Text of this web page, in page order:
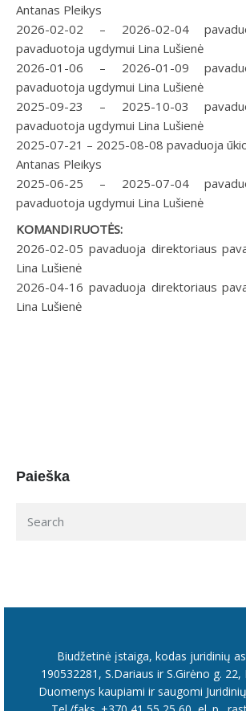
Antanas Pleikys
2026-02-02 – 2026-02-04
pavaduotoja ugdymui Lina Lušienė
2026-01-06 – 2026-01-09
pavaduotoja ugdymui Lina Lušienė
2025-09-23 – 2025-10-03
pavaduotoja ugdymui Lina Lušienė
2025-07-21 – 2025-08-08 pavaduoja
Antanas Pleikys
2025-06-25 – 2025-07-04
pavaduotoja ugdymui Lina Lušienė
KOMANDIRUOTĖS:
2026-02-05 pavaduoja direktoriaus
Lina Lušienė
2026-04-16 pavaduoja direktoriaus
Lina Lušienė
Paieška
Biudžetinė įstaiga, kodas juridinių
190532281, S.Dariaus ir S.Girėno g. 22,
Duomenys kaupiami ir saugomi